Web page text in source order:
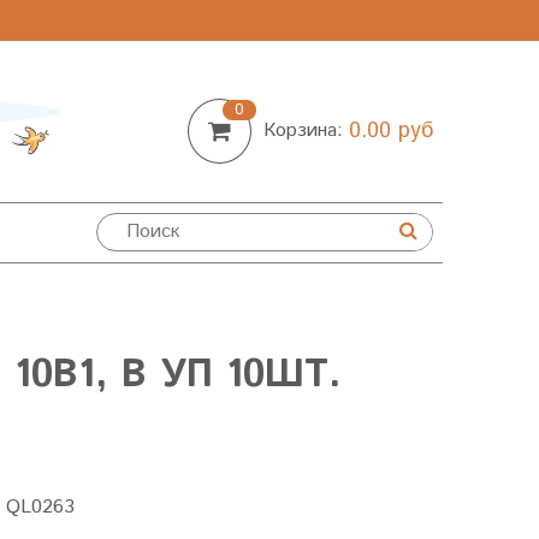
0
Корзина: 0.00 руб
В УП 10ШТ.
QL0263